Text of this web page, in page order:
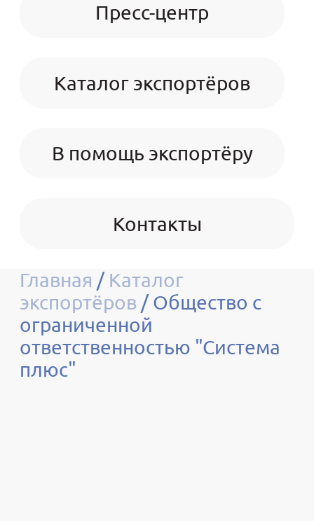
Пресс-центр
Каталог экспортёров
В помощь экспортёру
Контакты
Главная / Каталог
экспортёров /Общество с
ограниченной
ответственностью "Система
плюс"